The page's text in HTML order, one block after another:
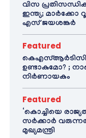
വിസ
ഇന്ത്യ; മാർക്കോ
എസ് ജയശങ്കർ
Featured
ഉണ്ടാകുമോ? ;
നിർണായകം
Featured
‘കൊച്ചിയെ
സർക്കാർ വരുന്നത്
മുഖ്യമന്ത്രി